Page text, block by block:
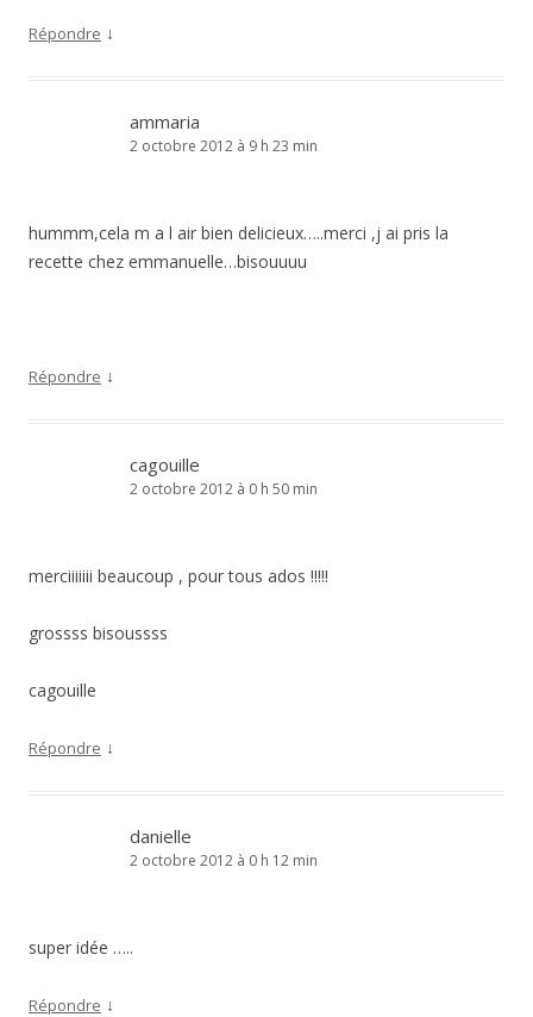
Répondre ↓
ammaria
2 octobre 2012 à 9 h 23 min
hummm,cela m a l air bien delicieux…..merci ,j ai pris la
recette chez emmanuelle…bisouuuu
Répondre ↓
cagouille
2 octobre 2012 à 0 h 50 min
merciiiiiii beaucoup , pour tous ados !!!!!
grossss bisoussss
cagouille
Répondre ↓
danielle
2 octobre 2012 à 0 h 12 min
super idée …..
Répondre ↓